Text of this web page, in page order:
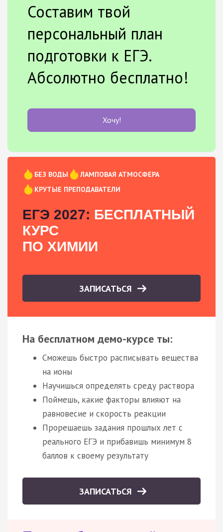
Составим твой
персональный план
подготовки к ЕГЭ.
Абсолютно бесплатно!
Хочу!
БЕЗ ВОДЫ
ЛАМПОВАЯ АТМОСФЕРА
КРУТЫЕ ПРЕПОДАВАТЕЛИ
ЕГЭ 2027: БЕСПЛАТНЫЙ
КУРС
ПО ХИМИИ
ЗАПИСАТЬСЯ
На бесплатном демо-курсе ты:
Сможешь быстро расписывать вещества
на ионы
Научишься определять среду раствора
Поймешь, какие факторы влияют на
равновесие и скорость реакции
Прорешаешь задания прошлых лет с
реального ЕГЭ и прибавишь минимум 8
баллов к своему результату
ЗАПИСАТЬСЯ